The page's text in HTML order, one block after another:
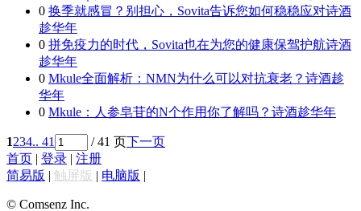
0 换季就感冒？别担心，Sovita告诉您如何稳稳应对诗酒
趁华年
0 拼免疫力的时代，Sovita也在为您的健康保驾护航诗酒
趁华年
0 Mkule全面解析：NMN为什么可以对抗衰老？ 诗酒趁
华年
0 Mkule：人参皂苷的N个作用你了解吗？ 诗酒趁华年
1234.. 41 / 41 页下一页
首页 | 登录 | 注册
简易版 | 触屏版 | 电脑版 |
© Comsenz Inc.